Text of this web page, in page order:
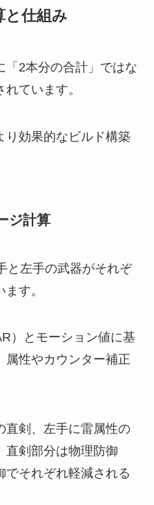
と仕組み
「2本分の合計」ではな
ています。
り効果的なビルド構築
ジ計算
と左手の武器がそれぞ
す。
）とモーション値に基
属性やカウンター補正
直剣、左手に雷属性の
直剣部分は物理防御
でそれぞれ軽減される